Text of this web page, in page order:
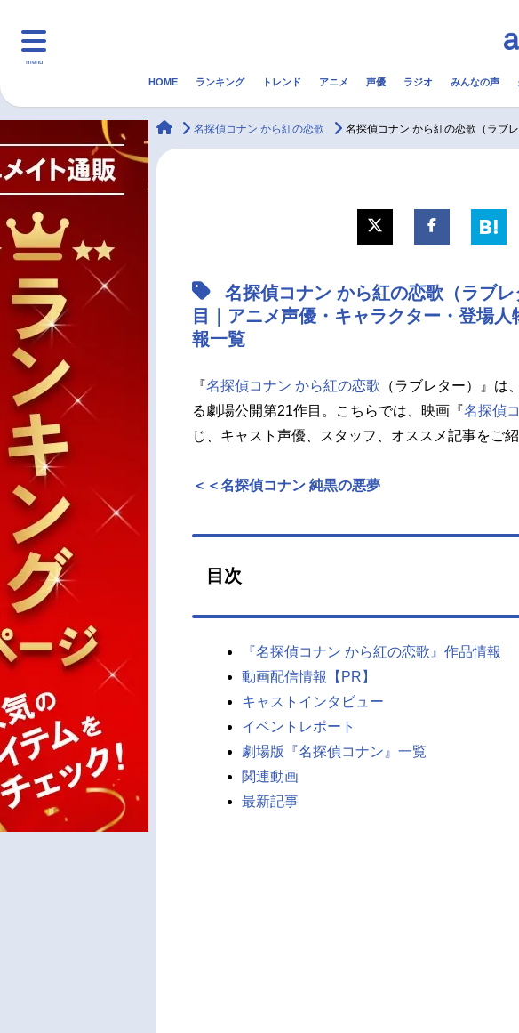
menu
マンガ・ラノベ
声優記事一覧
アニ
男性
HOME ランキング トレンド アニメ 声優 ラジオ みんなの声
animateTimes
名探偵コナン から紅の恋歌 名探偵コナン から紅の恋歌（ラブ
名探偵コナン から紅の恋歌（ラブ
目｜アニメ声優・キャラクター・登場
報一覧
『名探偵コナン から紅の恋歌 （ラブレター）』は
る劇場公開第21作目。こちらでは、映画『名探偵
じ、キャスト声優、スタッフ、オススメ記事をご紹
＜＜名探偵コナン 純黒の悪夢
目次
『名探偵コナン から紅の恋歌』作品情報
動画配信情報【PR】
キャストインタビュー
イベントレポート
劇場版『名探偵コナン』一覧
関連動画
最新記事